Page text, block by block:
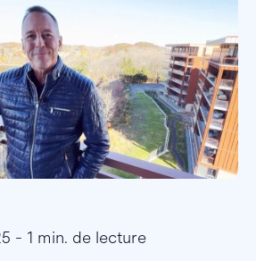
- 1 min. de lecture